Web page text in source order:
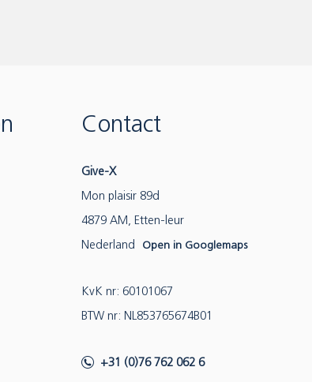
Contact
Give-X
Mon plaisir 89d
4879 AM, Etten-leur
Nederland Open in Googlemaps
KvK nr: 60101067
BTW nr: NL853765674B01
+31 (0)76 762 062 6